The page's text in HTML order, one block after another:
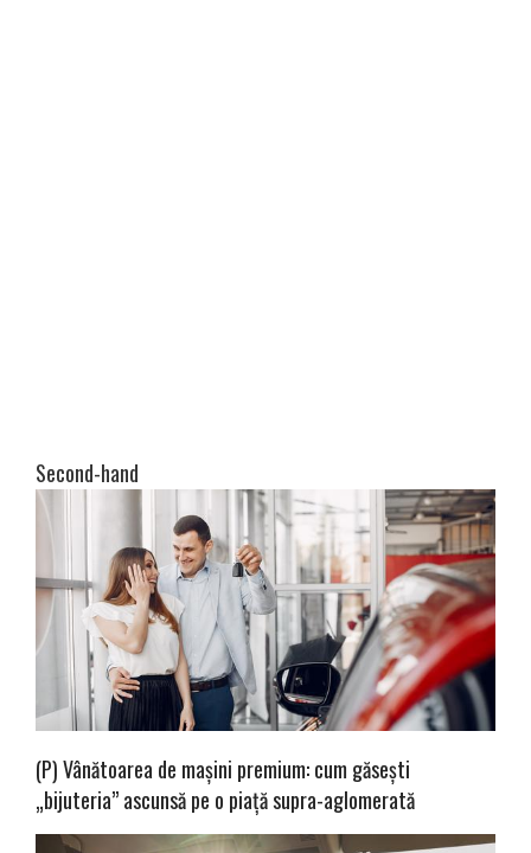
Second-hand
(P) Vânătoarea de mașini premium: cum găsești
„bijuteria” ascunsă pe o piață supra-aglomerată